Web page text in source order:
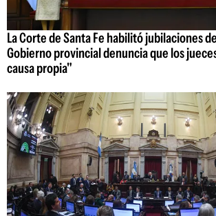
La Corte de Santa Fe habilitó jubilaciones
Gobierno provincial denuncia que los
causa propia"